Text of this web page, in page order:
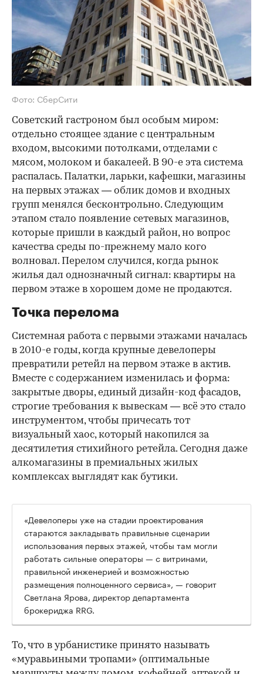
Фото: СберСити
Советский гастроном был особым миром:
отдельно стоящее здание с центральным
входом, высокими потолками, отделами с
мясом, молоком и бакалеей. В 90-е эта система
распалась. Палатки, ларьки, кафешки, магазины
на первых этажах — облик домов и входных
групп менялся бесконтрольно. Следующим
этапом стало появление сетевых магазинов,
которые пришли в каждый район, но вопрос
качества среды по-прежнему мало кого
волновал. Перелом случился, когда рынок
жилья дал однозначный сигнал: квартиры на
первом этаже в хорошем доме не продаются.
Точка перелома
Системная работа с первыми этажами началась
в 2010-е годы, когда крупные девелоперы
превратили ретейл на первом этаже в актив.
Вместе с содержанием изменилась и форма:
закрытые дворы, единый дизайн-код фасадов,
строгие требования к вывескам — всё это стало
инструментом, чтобы причесать тот
визуальный хаос, который накопился за
десятилетия стихийного ретейла. Сегодня даже
алкомагазины в премиальных жилых
комплексах выглядят как бутики.
00:00
«Девелоперы уже на стадии проектирования
стараются закладывать правильные сценарии
использования первых этажей, чтобы там могли
работать сильные операторы — с витринами,
правильной инженерией и возможностью
размещения полноценного сервиса», — говорит
Светлана Ярова, директор департамента
брокериджа RRG.
То, что в урбанистике принято называть
«муравьиными тропами» (оптимальные